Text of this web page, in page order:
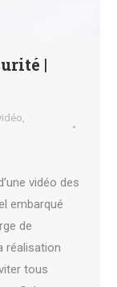
|
vidéo des
embarqué
de
réalisation
tous